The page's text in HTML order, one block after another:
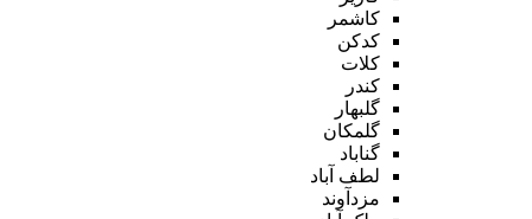
کاشمر
کدکن
کلات
کندر
گلبهار
گلمکان
گناباد
لطف آباد
مزدآوند